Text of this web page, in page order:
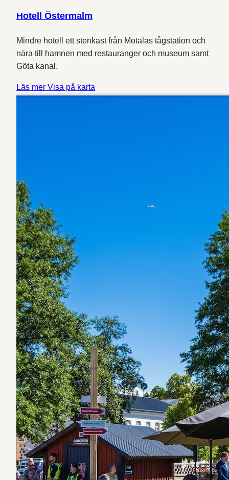
Hotell Östermalm
Mindre hotell ett stenkast från Motalas tågstation och
nära till hamnen med restauranger och museum samt
Göta kanal.
Läs mer Visa på karta